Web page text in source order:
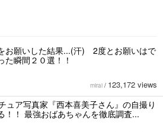
お願いした結果...(汗) 2度とお願いはで
た瞬間２０選！！
mirai / 123,172 views
ュア写真家『西本喜美子さん』の自撮り
！！ 最強おばあちゃんを徹底調査...